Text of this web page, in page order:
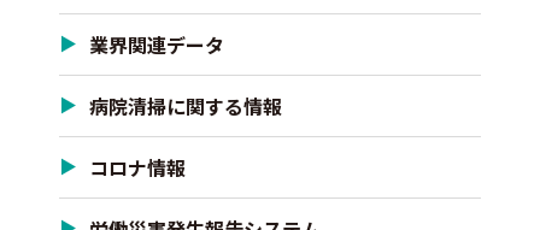
業界関連データ
病院清掃に関する情報
コロナ情報